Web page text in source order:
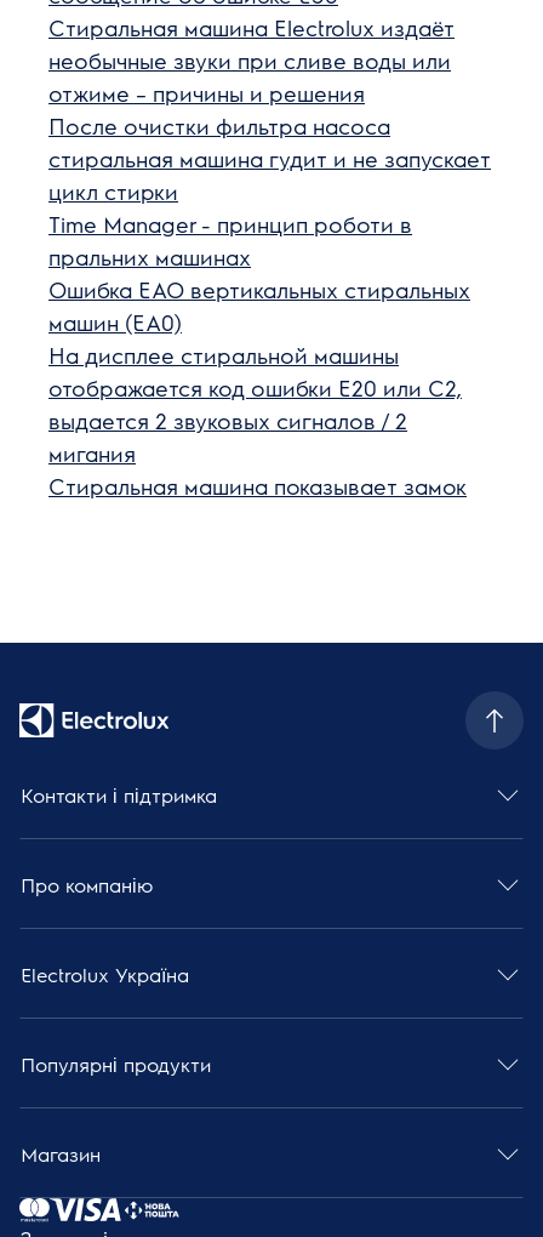
Стиральная машина Electrolux издаёт
необычные звуки при сливе воды или
отжиме – причины и решения
После очистки фильтра насоса
стиральная машина гудит и не запускает
цикл стирки
Time Manager - принцип роботи в
пральних машинах
Ошибка ЕАО вертикальных стиральных
машин (EA0)
На дисплее стиральной машины
отображается код ошибки E20 или C2,
выдается 2 звуковых сигналов / 2
мигания
Стиральная машина показывает замок
Контакти і підтримка
Про компанію
Electrolux Україна
Популярні продукти
Магазин